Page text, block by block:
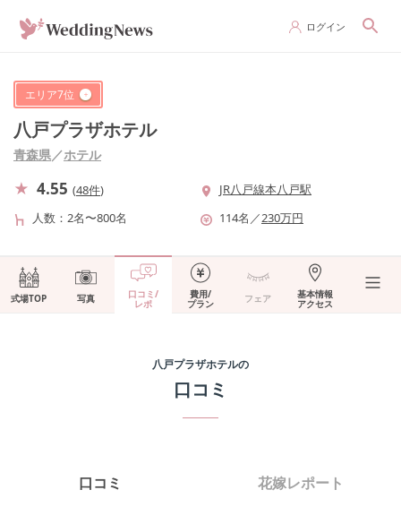
ログイン
エリア7位
八戸プラザホテル
青森県／ホテル
4.55 (48件)
JR八戸線本八戸駅
人数
2名〜800名 114名 ／230万円
式場TOP 写真 口コミ/
レポ
費用/
プラン フェア 基本情報
アクセス
八戸プラザホテルの
口コミ
口コミ 花嫁レポート